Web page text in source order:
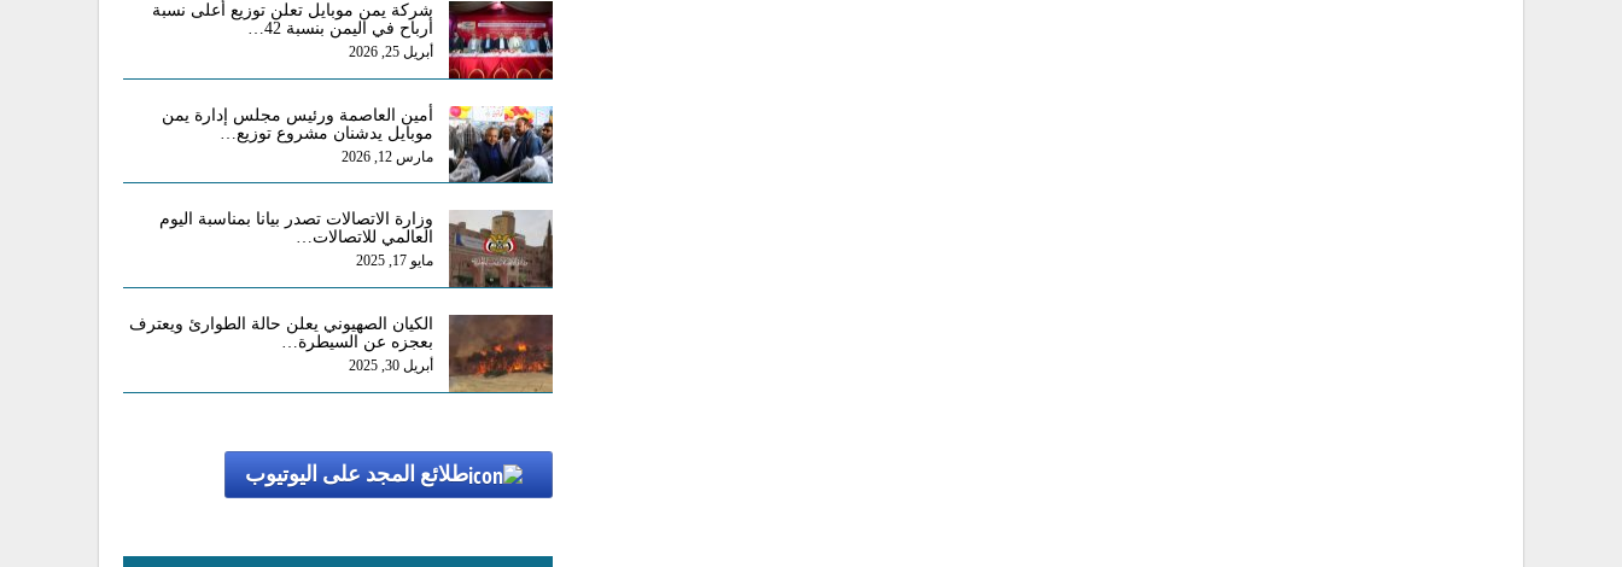
شركة يمن موبايل تعلن توزيع أعلى نسبة
أرباح في اليمن بنسبة 42…
أبريل 25, 2026
أمين العاصمة ورئيس مجلس إدارة يمن
موبايل يدشنان مشروع توزيع…
مارس 12, 2026
وزارة الاتصالات تصدر بيانا بمناسبة اليوم
العالمي للاتصالات…
مايو 17, 2025
الكيان الصهيوني يعلن حالة الطوارئ ويعترف
بعجزه عن السيطرة…
أبريل 30, 2025
طلائع المجد على اليوتيوب